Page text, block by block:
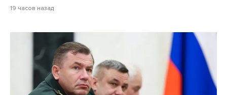
19 часов назад